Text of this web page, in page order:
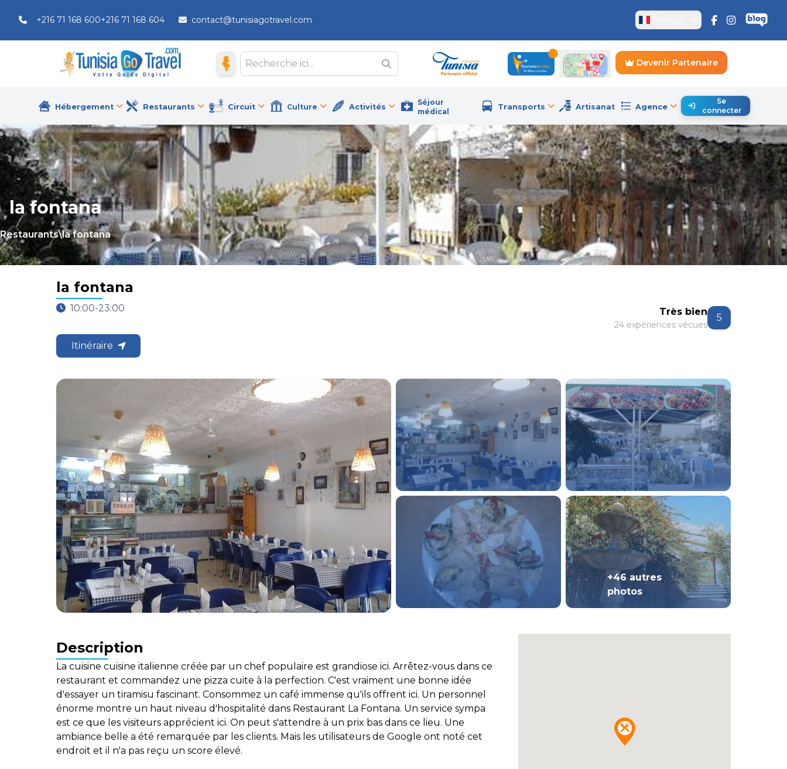
+216 71 168 600+216 71 168 604 contact@tunisiagotravel.com
Devenir Partenaire
Hébergement Restaurants Circuit Culture Activités
Séjour
médical
Transports Artisanat Agence
Se
connecter
la fontana
Restaurants\la fontana
la fontana
10:00-23:00
Itinéraire
Très bien
24 expériences vécues
5
+46 autres
photos
Description
La cuisine cuisine italienne créée par un chef populaire est grandiose ici. Arrêtez-vous dans ce
restaurant et commandez une pizza cuite à la perfection. C'est vraiment une bonne idée
d'essayer un tiramisu fascinant. Consommez un café immense qu'ils offrent ici. Un personnel
énorme montre un haut niveau d'hospitalité dans Restaurant La Fontana. Un service sympa
est ce que les visiteurs apprécient ici. On peut s'attendre à un prix bas dans ce lieu. Une
ambiance belle a été remarquée par les clients. Mais les utilisateurs de Google ont noté cet
endroit et il n'a pas reçu un score élevé.